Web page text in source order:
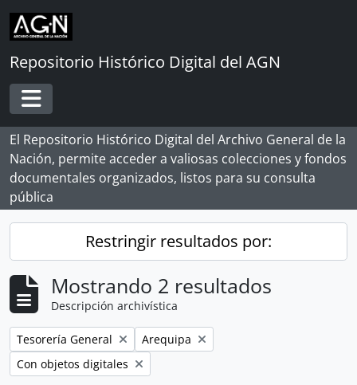
Skip to main content
Repositorio Histórico Digital del AGN
Toggle navigation
El Repositorio Histórico Digital del Archivo General de la
Nación, permite acceder a valiosas colecciones y fondos
documentales organizados, listos para su consulta
pública
Restringir resultados por:
Mostrando 2 resultados
Descripción archivística
Remove filter:
Tesorería General Remove filter:
Arequipa
Remove filter:
Con objetos digitales